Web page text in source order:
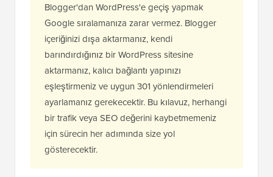
Blogger'dan WordPress'e geçiş yapmak
Google sıralamanıza zarar vermez. Blogger
içeriğinizi dışa aktarmanız, kendi
barındırdığınız bir WordPress sitesine
aktarmanız, kalıcı bağlantı yapınızı
eşleştirmeniz ve uygun 301 yönlendirmeleri
ayarlamanız gerekecektir. Bu kılavuz, herhangi
bir trafik veya SEO değerini kaybetmemeniz
için sürecin her adımında size yol
gösterecektir.